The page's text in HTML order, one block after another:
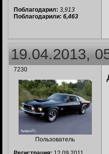
Поблагодарил: 3,913
Поблагодарили: 6,463
19.04.2013,
7230
Пользователь